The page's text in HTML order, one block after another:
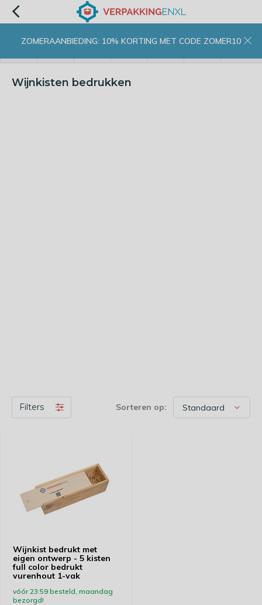
ZOMERAANBIEDING: 10% KORTING MET CODE ZOMER10
Wijnkisten bedrukken
Filters Sorteren op:
Wijnkist bedrukt met
eigen ontwerp - 5 kisten
full color bedrukt
vurenhout 1-vak
vóór 23:59 besteld, maandag
bezorgd!